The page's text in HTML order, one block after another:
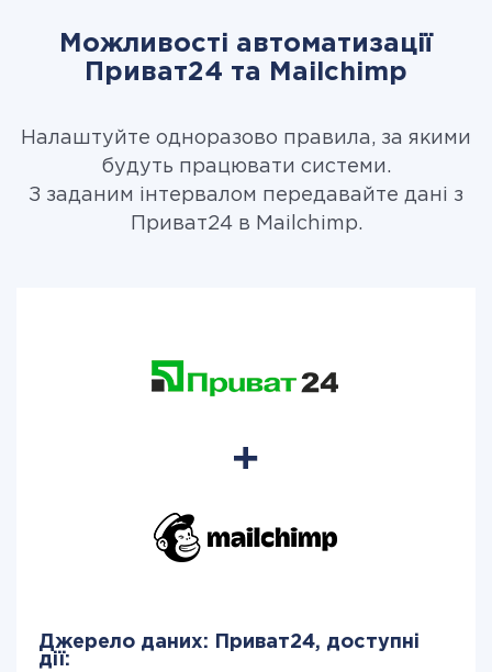
Можливості автоматизації
Приват24 та Mailchimp
Налаштуйте одноразово правила, за якими
будуть працювати системи.
З заданим інтервалом передавайте дані з
Приват24 в Mailchimp.
Джерело даних: Приват24, доступні
дії: